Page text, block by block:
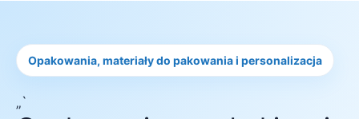
Opakowania, materiały do pakowania i personalizacja
„`